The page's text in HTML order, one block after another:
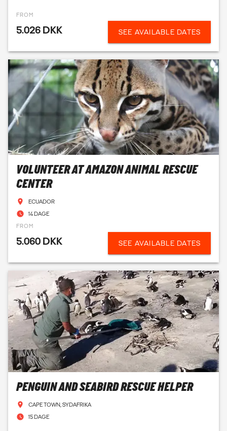
FROM
5.026 DKK SEE AVAILABLE DATES
VOLUNTEER AT AMAZON ANIMAL RESCUE
CENTER
ECUADOR
14 DAGE
FROM
5.060 DKK SEE AVAILABLE DATES
PENGUIN AND SEABIRD RESCUE HELPER
CAPE TOWN, SYDAFRIKA
15 DAGE